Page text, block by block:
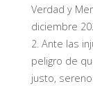
Verdad y
diciembre
2. Ante las
peligro de
justo,